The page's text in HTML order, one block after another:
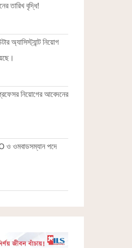
তারিখ বৃদ্ধি!
অ্যাসিস্ট্যান্ট নিয়োগ
নিয়োগের আবেদনের
ওমবাডসম্যান পদে